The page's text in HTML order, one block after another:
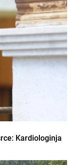
Kardiologinja